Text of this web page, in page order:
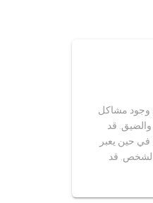
وجود مشاكل
قد
في حين يعبر
الشخص. قد